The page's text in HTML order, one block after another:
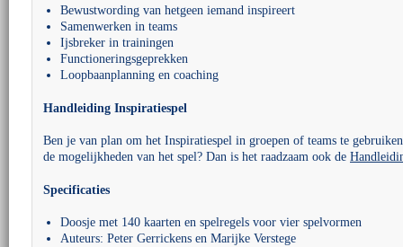
Bewustwording van hetgeen iemand inspireert
Samenwerken in teams
Ijsbreker in trainingen
Functioneringsgeprekken
Loopbaanplanning en coaching
Handleiding Inspiratiespel
Ben je van plan om het Inspiratiespel in groepen of teams te
de mogelijkheden van het spel? Dan is het raadzaam ook de
Specificaties
Doosje met 140 kaarten en spelregels voor vier spelvormen
Auteurs: Peter Gerrickens en Marijke Verstege